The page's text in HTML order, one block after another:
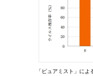
「ピュアミスト」に